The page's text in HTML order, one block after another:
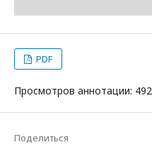
PDF
Просмотров аннотации: 492
Поделиться